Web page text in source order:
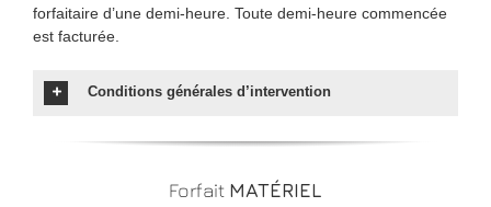
forfaitaire d’une demi-heure. Toute demi-heure commencée
est facturée.
Conditions générales d’intervention
Forfait MATÉRIEL